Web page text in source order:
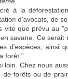
à la
d'avocats, de
vite que prévu au
savane. Ce serait
d'espèces, ainsi
forêt."
loin. Chez nous
de forêts ou de